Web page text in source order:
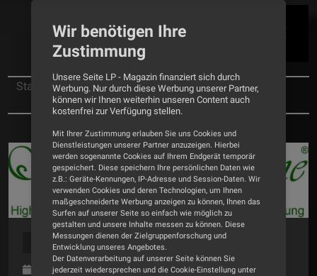
Startseite
News
Pressemitteilung: Symphonic Line
COMPANY NEWS
01.06.2026
Wir benötigen Ihre
Zustimmung
Unsere Seite LP - Magazin finanziert sich durch
Werbung. Nur durch diese Werbung unserer Partner,
können wir Ihnen weiterhin unseren Content auch
kostenfrei zur Verfügung stellen.
Mit Ihrer Zustimmung erlauben Sie uns Cookies und
Dienstleistungen unserer Partner anzuzeigen. Hierbei
werden sogenannte Cookies auf Ihrem Endgerät temporär
gespeichert. Diese speichern Ihre persönlichen Daten wie
z.B.: Geräte-Kennungen, IP-Adresse und Session-Daten. Wir
verwenden Cookies und deren Technologien, um Ihnen
maßgeschneiderte Werbung anzeigen zu können, Ihnen das
Surfen auf unserer Seite so einfach wie möglich zu
gestalten und unsere Inhalte messen zu können. Diese
Messungen dienen der Zielgruppenforschung und
Entwicklung unseres Angebotes.
Der Datenverarbeitung auf unserer Seite können Sie
jederzeit wiedersprechen und die Cookie-Einstellung unter